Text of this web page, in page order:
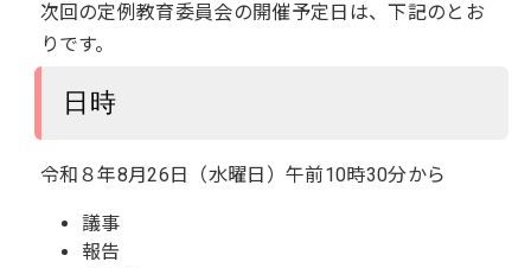
次回の定例教育委員会の開催予定日は、下記のとお
りです。
日時
令和８年8月26日（水曜日）午前10時30分から
議事
報告